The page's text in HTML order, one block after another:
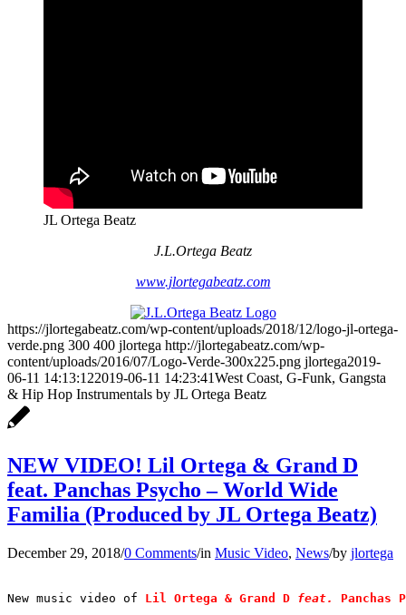
JL Ortega Beatz
J.L.Ortega Beatz
www.jlortegabeatz.com
https://jlortegabeatz.com/wp-content/uploads/2018/12/logo-jl-ortega-
verde.png 300 400 jlortega http://jlortegabeatz.com/wp-
content/uploads/2016/07/Logo-Verde-300x225.png jlortega2019-
06-11 14:13:122019-06-11 14:23:41West Coast, G-Funk, Gangsta
& Hip Hop Instrumentals by JL Ortega Beatz
NEW VIDEO! Lil Ortega & Grand D
feat. Panchas Psycho – World Wide
Familia (Produced by JL Ortega Beatz)
December 29, 2018/0 Comments/in Music Video, News/by jlortega
New music video of Lil Ortega & Grand D feat. Panchas